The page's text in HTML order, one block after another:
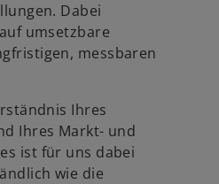
Dabei
umsetzbare
messbaren
Ihres
Ihres Markt- und
ist für uns dabei
wie die